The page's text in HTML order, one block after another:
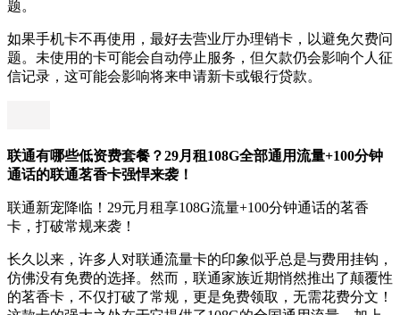
题。
如果手机卡不再使用，最好去营业厅办理销卡，以避免欠费问
题。未使用的卡可能会自动停止服务，但欠款仍会影响个人征
信记录，这可能会影响将来申请新卡或银行贷款。
联通有哪些低资费套餐？29月租108G全部通用流量+100分钟
通话的联通茗香卡强悍来袭！
联通新宠降临！29元月租享108G流量+100分钟通话的茗香
卡，打破常规来袭！
长久以来，许多人对联通流量卡的印象似乎总是与费用挂钩，
仿佛没有免费的选择。然而，联通家族近期悄然推出了颠覆性
的茗香卡，不仅打破了常规，更是免费领取，无需花费分文！